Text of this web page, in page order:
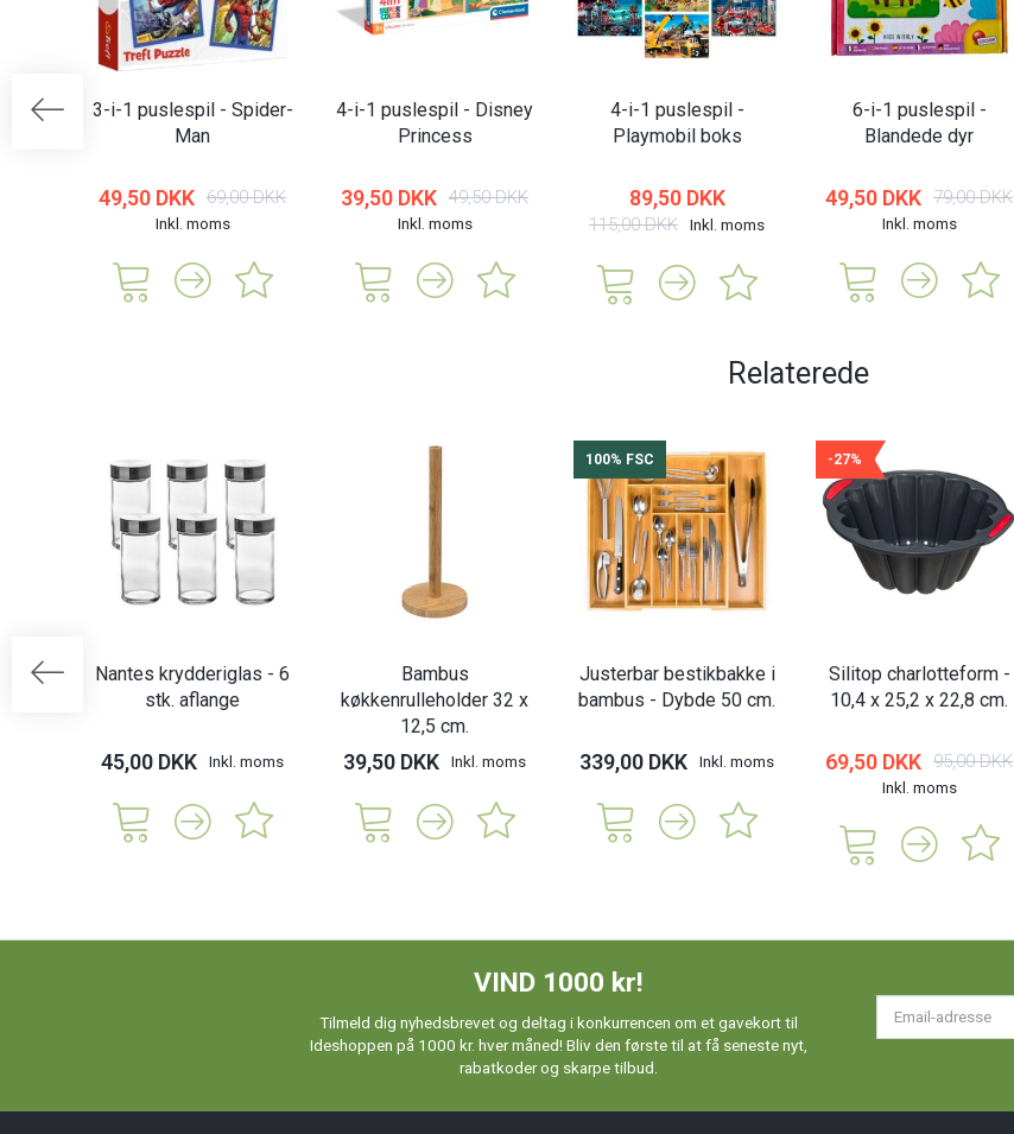
3-i-1 puslespil - Spider-
Man
49,50 DKK 69,00 DKK
Inkl. moms
4-i-1 puslespil - Disney
Princess
39,50 DKK 49,50 DKK
Inkl. moms
4-i-1 puslespil -
Playmobil boks
89,50 DKK
115,00 DKK Inkl. moms
6-i-1 puslespil -
Blandede dyr
49,50 DKK 79,00 DKK
Inkl. moms
Relaterede
Nantes krydderiglas - 6
stk. aflange
45,00 DKK Inkl. moms
Bambus
køkkenrulleholder 32 x
12,5 cm.
39,50 DKK Inkl. moms
100% FSC
Justerbar bestikbakke i
bambus - Dybde 50 cm.
339,00 DKK Inkl. moms
-27%
Silitop charlotteform -
10,4 x 25,2 x 22,8 cm.
69,50 DKK 95,00 DKK
Inkl. moms
VIND 1000 kr!
Tilmeld dig nyhedsbrevet og deltag i konkurrencen om et gavekort til
Ideshoppen på 1000 kr. hver måned! Bliv den første til at få seneste nyt,
rabatkoder og skarpe tilbud.